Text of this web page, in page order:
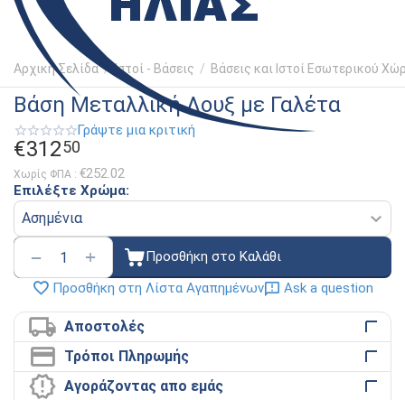
Αρχική Σελίδα / Ιστοί - Βάσεις / Βάσεις και Ιστοί Εσωτερικού
Βάση Μεταλλική Λουξ με Γαλέτα
Γράψτε μια κριτική
€31250
Χωρίς ΦΠΑ : €252.02
Επιλέξτε Χρώμα:
+
−
Προσθήκη στο Καλάθι
Προσθήκη στη Λίστα Αγαπημένων
Ask a question
Αποστολές
Τρόποι Πληρωμής
Αγοράζοντας απο εμάς